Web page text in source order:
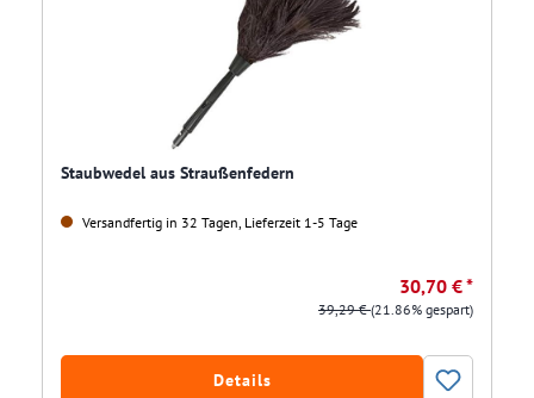
Staubwedel aus Straußenfedern
Versandfertig in 32 Tagen, Lieferzeit 1-5 Tage
30,70 € *
39,29 €(21.86% gespart)
Details